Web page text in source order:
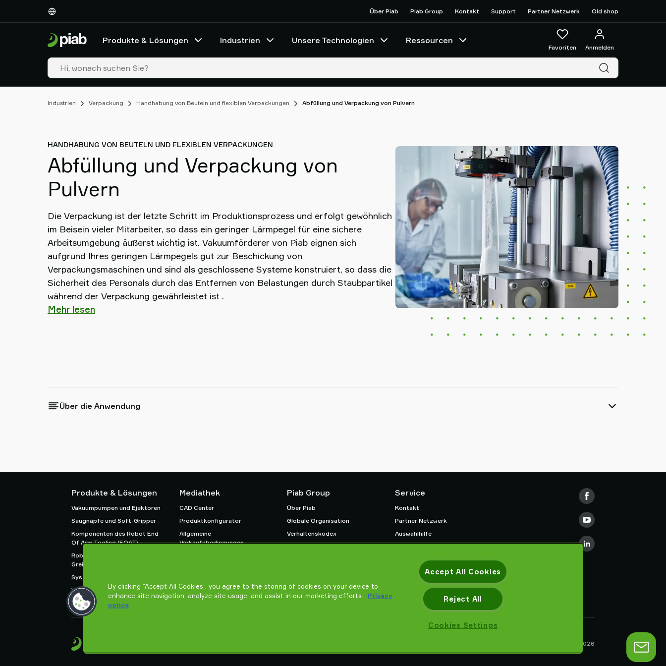
Über Piab Piab Group Kontakt Support Partner Netzwerk Old shop
Produkte & Lösungen Industrien Unsere Technologien Ressourcen
Favoriten Anmelden
Industrien Verpackung Handhabung von Beuteln und flexiblen Verpackungen Abfüllung und Verpackung von Pulvern
HANDHABUNG VON BEUTELN UND FLEXIBLEN VERPACKUNGEN
Abfüllung und Verpackung von
Pulvern
Die Verpackung ist der letzte Schritt im Produktionsprozess und erfolgt gewöhnlich
im Beisein vieler Mitarbeiter, so dass ein geringer Lärmpegel für eine sichere
Arbeitsumgebung äußerst wichtig ist. Vakuumförderer von Piab eignen sich
aufgrund Ihres geringen Lärmpegels gut zur Beschickung von
Verpackungsmaschinen und sind als geschlossene Systeme konstruiert, so dass die
Sicherheit des Personals durch das Entfernen von Belastungen durch Staubpartikel
während der Verpackung gewährleistet ist .
Mehr lesen
Über die Anwendung
Produkte & Lösungen
Vakuumpumpen und Ejektoren
Saugnäpfe und Soft-Gripper
Komponenten des Robot End
Of Arm Tooling (EOAT)
Roboter- und Cobot-
Greiflösungen
System- und Lösungszubehör
Vakuumförderer für Pulver und
Schüttgut
Mediathek
CAD Center
Produktkonfigurator
Allgemeine
Verkaufsbedingungen
Piab Group
Über Piab
Globale Organisation
Verhaltenskodex
Service
Kontakt
Partner Netzwerk
Auswahlhilfe
Piab AB © 2026
Produkte
Industrien
Technologien
Ressourcen
Netzwerk
By clicking “Accept All Cookies”, you agree to the storing of cookies on your device to
enhance site navigation, analyze site usage, and assist in our marketing efforts.
Privacy
notice
Accept All Cookies
Reject All
Cookies Settings